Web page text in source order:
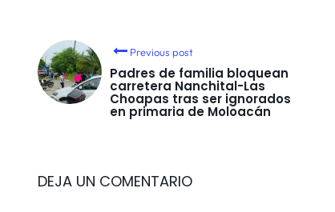
Previous post
Padres de familia bloquean
carretera Nanchital-Las
Choapas tras ser ignorados
en primaria de Moloacán
DEJA UN COMENTARIO